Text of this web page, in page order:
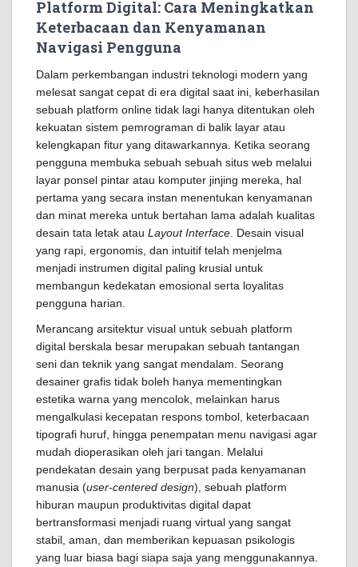
Platform Digital: Cara Meningkatkan
Keterbacaan dan Kenyamanan
Navigasi Pengguna
Dalam perkembangan industri teknologi modern yang
melesat sangat cepat di era digital saat ini, keberhasilan
sebuah platform online tidak lagi hanya ditentukan oleh
kekuatan sistem pemrograman di balik layar atau
kelengkapan fitur yang ditawarkannya. Ketika seorang
pengguna membuka sebuah sebuah situs web melalui
layar ponsel pintar atau komputer jinjing mereka, hal
pertama yang secara instan menentukan kenyamanan
dan minat mereka untuk bertahan lama adalah kualitas
desain tata letak atau Layout Interface . Desain visual
yang rapi, ergonomis, dan intuitif telah menjelma
menjadi instrumen digital paling krusial untuk
membangun kedekatan emosional serta loyalitas
pengguna harian.
Merancang arsitektur visual untuk sebuah platform
digital berskala besar merupakan sebuah tantangan
seni dan teknik yang sangat mendalam. Seorang
desainer grafis tidak boleh hanya mementingkan
estetika warna yang mencolok, melainkan harus
mengalkulasi kecepatan respons tombol, keterbacaan
tipografi huruf, hingga penempatan menu navigasi agar
mudah dioperasikan oleh jari tangan. Melalui
pendekatan desain yang berpusat pada kenyamanan
manusia (user-centered design), sebuah platform
hiburan maupun produktivitas digital dapat
bertransformasi menjadi ruang virtual yang sangat
stabil, aman, dan memberikan kepuasan psikologis
yang luar biasa bagi siapa saja yang menggunakannya.